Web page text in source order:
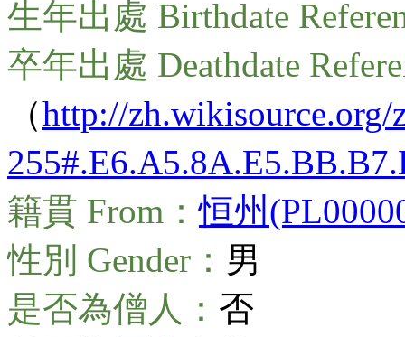
生年出處 Birthdate
卒年出處 Deathdate
（http://
籍貫 From：恒州
性別 Gender： 男
是否為僧人： 否